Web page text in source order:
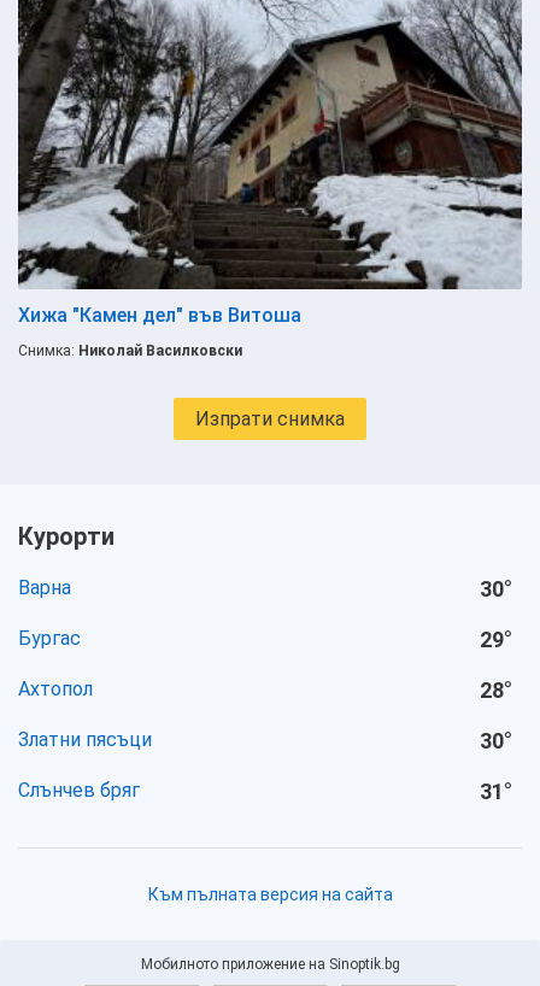
Хижа "Камен дел" във Витоша
Снимка: Николай Василковски
Изпрати снимка
Курорти
Варна 30°
Бургас 29°
Ахтопол 28°
Златни пясъци 30°
Слънчев бряг 31°
Към пълната версия на сайта
Мобилното приложение на Sinoptik.bg